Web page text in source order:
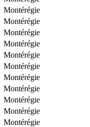
Montérégie
Montérégie
Montérégie
Montérégie
Montérégie
Montérégie
Montérégie
Montérégie
Montérégie
Montérégie
Montérégie